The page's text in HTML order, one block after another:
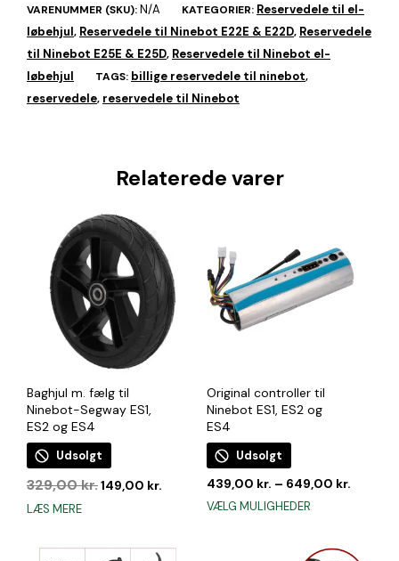
VARENUMMER (SKU):N/A KATEGORIER: Reservedele til el-
løbehjul, Reservedele til Ninebot E22E & E22D, Reservedele
til Ninebot E25E & E25D, Reservedele til Ninebot el-
løbehjul
TAGS: billige reservedele til ninebot,
reservedele, reservedele til Ninebot
Relaterede varer
Baghjul m. fælg til
Ninebot-Segway ES1,
ES2 og ES4
Udsolgt
329,00kr.Den
329,00 kr..
149,00 kr.
aktuelle
149,00 kr..
LÆS MERE
Original controller til
Ninebot ES1, ES2 og
ES4
Udsolgt
439,00 kr. – 649,00 kr.
VÆLG MULIGHEDERDette
har